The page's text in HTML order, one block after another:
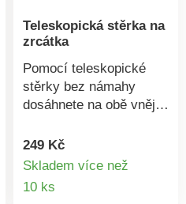
Teleskopická stěrka na
zrcátka
Pomocí teleskopické
stěrky bez námahy
dosáhnete na obě vnější
prodloužené rameno pro
čištění vnějších zrcátek.
vystupování z auta.
249 Kč
Skladem více než
10 ks